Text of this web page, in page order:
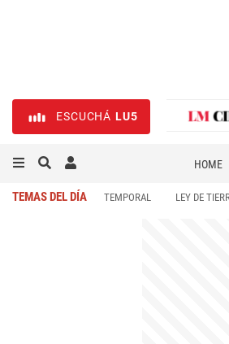
ESCUCHÁ LU5
HOME
TEMAS DEL DÍA TEMPORAL LEY DE